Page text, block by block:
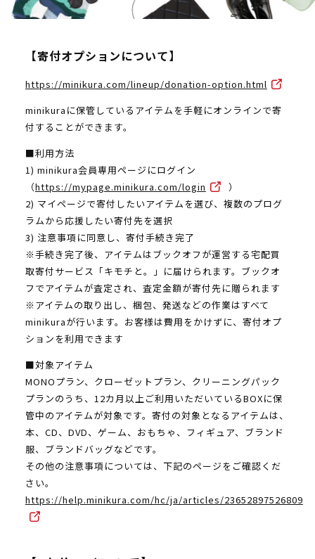
【寄付オプションについて】
https://minikura.com/lineup/donation-option.html
minikuraに保管しているアイテムを手軽にオンラインで寄
付することができます。
■利用方法
1) minikura会員専用ページにログイン
（https://mypage.minikura.com/login
）
2) マイページで寄付したいアイテムを選び、複数のプログ
ラムから応援したい寄付先を選択
3) 注意事項に同意し、寄付手続き完了
※手続き完了後、アイテムはブックオフが運営する宅配買
取寄付サービス「キモチと。」に届けられます。ブックオ
フでアイテムが査定され、査定金額が寄付先に贈られます
※アイテムの取り出し、梱包、発送などの作業はすべて
minikuraが行います。お客様は費用をかけずに、寄付オプ
ションを利用できます
■対象アイテム
MONOプラン、クローゼットプラン、クリーニングパック
プランのうち、12カ月以上ご利用いただいているBOXに保
管中のアイテムが対象です。寄付の対象となるアイテムは、
本、CD、DVD、ゲーム、おもちゃ、フィギュア、ブランド
服、ブランドバッグなどです。
その他の注意事項については、下記のページをご確認くだ
さい。
https://help.minikura.com/hc/ja/articles/23652897526809